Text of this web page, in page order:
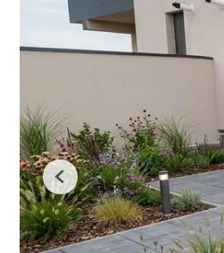
Previous